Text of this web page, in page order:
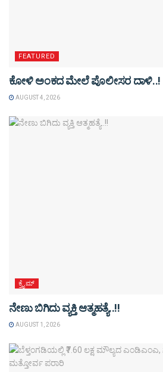
FEATURED
ಕೋಳಿ ಅಂಕದ ಮೇಲೆ ಪೊಲೀಸರ ದಾಳಿ..!
AUGUST 4, 2026
ಕ್ರೈಮ್
ನೇಣು ಬಿಗಿದು ವ್ಯಕ್ತಿ ಆತ್ಮಹತ್ಯೆ..!!
AUGUST 1, 2026